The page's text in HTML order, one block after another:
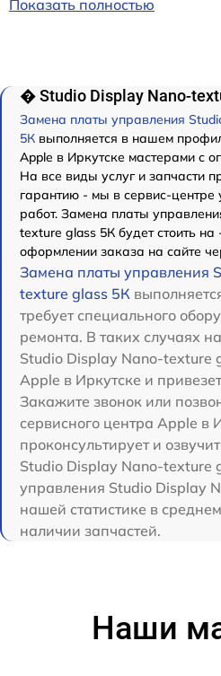
Показать полностью
� Studio Display Nano-
Замена платы управления
5К выполняется в нашем
Apple в Иркутске мастерами с
На все виды услуг и запчасти
гарантию - мы в сервис-
работ. Замена платы
texture glass 5К будет стоить
оформлении заказа на сайте
Замена платы управления
texture glass 5К
требует специального
ремонта. В таких случаях
Studio Display Nano-texture
Apple в Иркутске и
Закажите звонок или
сервисного центра Apple в
проконсультирует и
Studio Display Nano-texture
управления Studio Display
нашей статистике в
наличии запчастей.
Наши